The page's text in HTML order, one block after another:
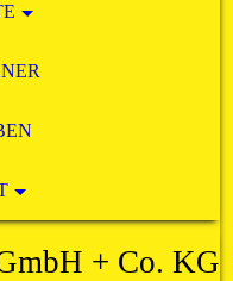
+ Co. KG